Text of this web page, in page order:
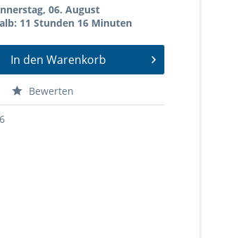
06. August
11 Stunden 16 Minuten
In den Warenkorb
Bewerten